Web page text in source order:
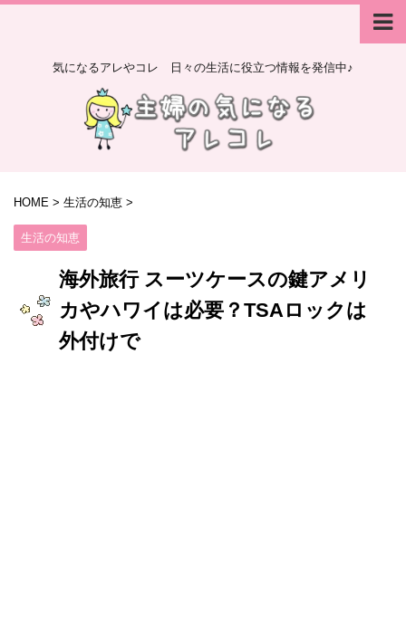
気になるアレやコレ 日々の生活に役立つ情報を発信中♪
HOME > 生活の知恵 >
生活の知恵
海外旅行 スーツケースの鍵アメリ
カやハワイは必要？TSAロックは
外付けで